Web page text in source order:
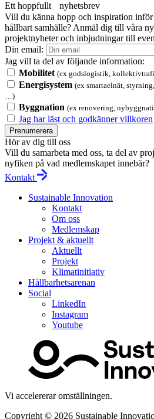
Ett hoppfullt nyhetsbrev
Vill du känna hopp och inspiration
hållbart samhälle? Anmäl dig till våra
projektnyheter och inbjudningar till
Din email:
Jag vill ta del av följande information:
Mobilitet (ex godslogistik,
Energisystem (ex smartaelnät,
…)
Byggnation (ex renovering,
Jag har läst och godkänner villkoren
Prenumerera
Hör av dig till oss
Vill du samarbeta med oss, ta del av
nyfiken på vad medlemskapet innebär?
Kontakt
Sustainable Innovation
Kontakt
Om oss
Medlemskap
Projekt & aktuellt
Aktuellt
Projekt
Klimatinitiativ
Hållbarhetsarenan
Social
LinkedIn
Instagram
Youtube
Vi accelererar omställningen.
Copyright © 2026 Sustainable